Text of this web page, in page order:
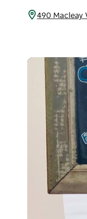
490 Macleay